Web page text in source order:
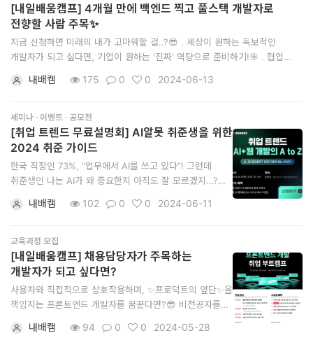
포트폴리오까지
[내일배움캠프] 4개월 만에 백엔드 찍고 풀스택 개발자로
전향할 사람 주목✨
지금 신청하면 미래의 내가 고마워할 걸..?😎 . 세상이 원하는 독보적인
개발자가 되고 싶다면, 기업이 원하는 '진짜' 역량으로 준비하기!🎯 . 협업
준비까지! 🚀2024 하반기 마지막 백엔드 개발자 취업 기회를 잡아보세요! .
내배캠 175 0 0 2024-06-13
세미나 · 이벤트 · 공모전
[취업 트렌드 무료설명회] AI알못 취준생을 위한
2024 취준 가이드
한국 직장인 73%, “업무에서 AI를 쓰고 있다”! 그런데
취준생인 나는 AI가 왜 중요한지 아직도 잘 모르겠지…?🧐
취준생 여러분에게 그 이유를 알려드릴게요! 전 SAFFY
✅ 주제: AI & 개발자의 수요와 채용 기회 / 현실적인 취
내배캠 102 0 0 2024-06-11
교육과정 모집
[내일배움캠프] 채용담당자가 주목하는
개발자가 되고 싶다면?
사용자와 직접적으로 상호작용하며, ✨프로덕트의 앞단✨을
책임지는 프론트엔드 개발자를 꿈꾼다면?😎 비전공자를
구현 프로젝트까지! 🚀2024 하반기 마지막 프론트엔드
내배캠 94 0 0 2024-05-28